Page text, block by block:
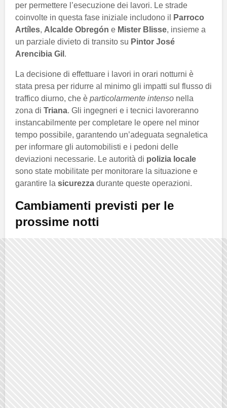
per permettere l’esecuzione dei lavori. Le strade
coinvolte in questa fase iniziale includono il
Parroco
Artíles, Alcalde Obregón e Mister Blisse, insieme a
un parziale divieto di transito su Pintor José
Arencibia Gil .
La decisione di effettuare i lavori in orari notturni è
stata presa per ridurre al minimo gli impatti sul flusso di
traffico diurno, che è particolarmente intenso nella
zona di Triana. Gli ingegneri e i tecnici lavoreranno
instancabilmente per completare le opere nel minor
tempo possibile, garantendo un’adeguata segnaletica
per informare gli automobilisti e i pedoni delle
deviazioni necessarie. Le autorità di polizia locale
sono state mobilitate per monitorare la situazione e
garantire la sicurezza durante queste operazioni.
Cambiamenti previsti per le
prossime notti